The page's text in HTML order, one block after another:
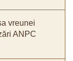
vreunei
ANPC